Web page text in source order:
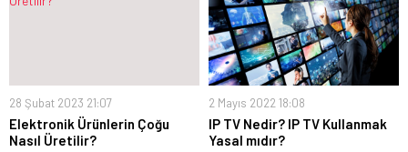
28 Şubat 2023 21:07
Elektronik Ürünlerin Çoğu
Nasıl Üretilir?
2 Mayıs 2022 18:08
IP TV Nedir? IP TV Kullanmak
Yasal mıdır?